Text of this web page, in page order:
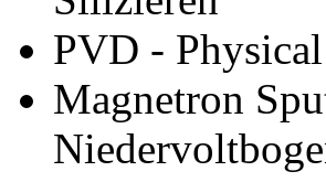
PVD -
Magnetron